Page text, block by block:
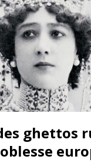
ghettos